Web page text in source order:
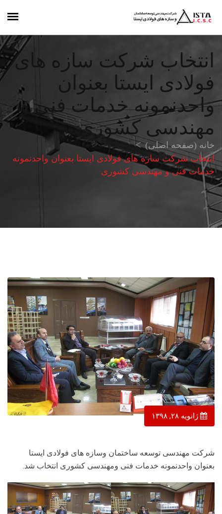
انتخاب شرکت سازه های
فولادی ایستا بعنوان
واحدنمونه خدمات فنی و
مهندسی کشوری
خانه (صفحه اصلی)
انتخاب شرکت سازه های فولادی ایستا بعنوان واحدنمونه
خدمات فنی و مهندسی کشوری
ژانویه ۲۸, ۱۳۹۸
شرکت مهندسی توسعه ساختمان وسازه های فولادی ایستا
بعنوان واحدنمونه خدمات فنی ومهندسی کشوری انتخاب شد.